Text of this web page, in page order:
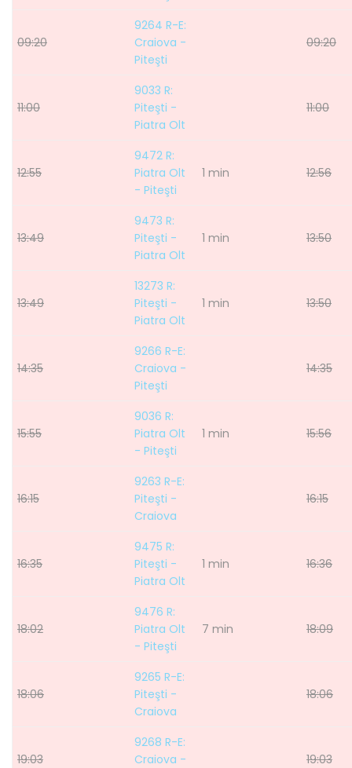
09:20
9264 R-E:
Craiova -
Piteşti
09:20
11:00
9033 R:
Piteşti -
Piatra Olt
11:00
12:55
9472 R:
Piatra Olt
- Piteşti
1 min 12:56
13:49
9473 R:
Piteşti -
Piatra Olt
1 min 13:50
13:49
13273 R:
Piteşti -
Piatra Olt
1 min 13:50
14:35
9266 R-E:
Craiova -
Piteşti
14:35
15:55
9036 R:
Piatra Olt
- Piteşti
1 min 15:56
16:15
9263 R-E:
Piteşti -
Craiova
16:15
16:35
9475 R:
Piteşti -
Piatra Olt
1 min 16:36
18:02
9476 R:
Piatra Olt
- Piteşti
7 min 18:09
18:06
9265 R-E:
Piteşti -
Craiova
18:06
19:03
9268 R-E:
Craiova -
19:03